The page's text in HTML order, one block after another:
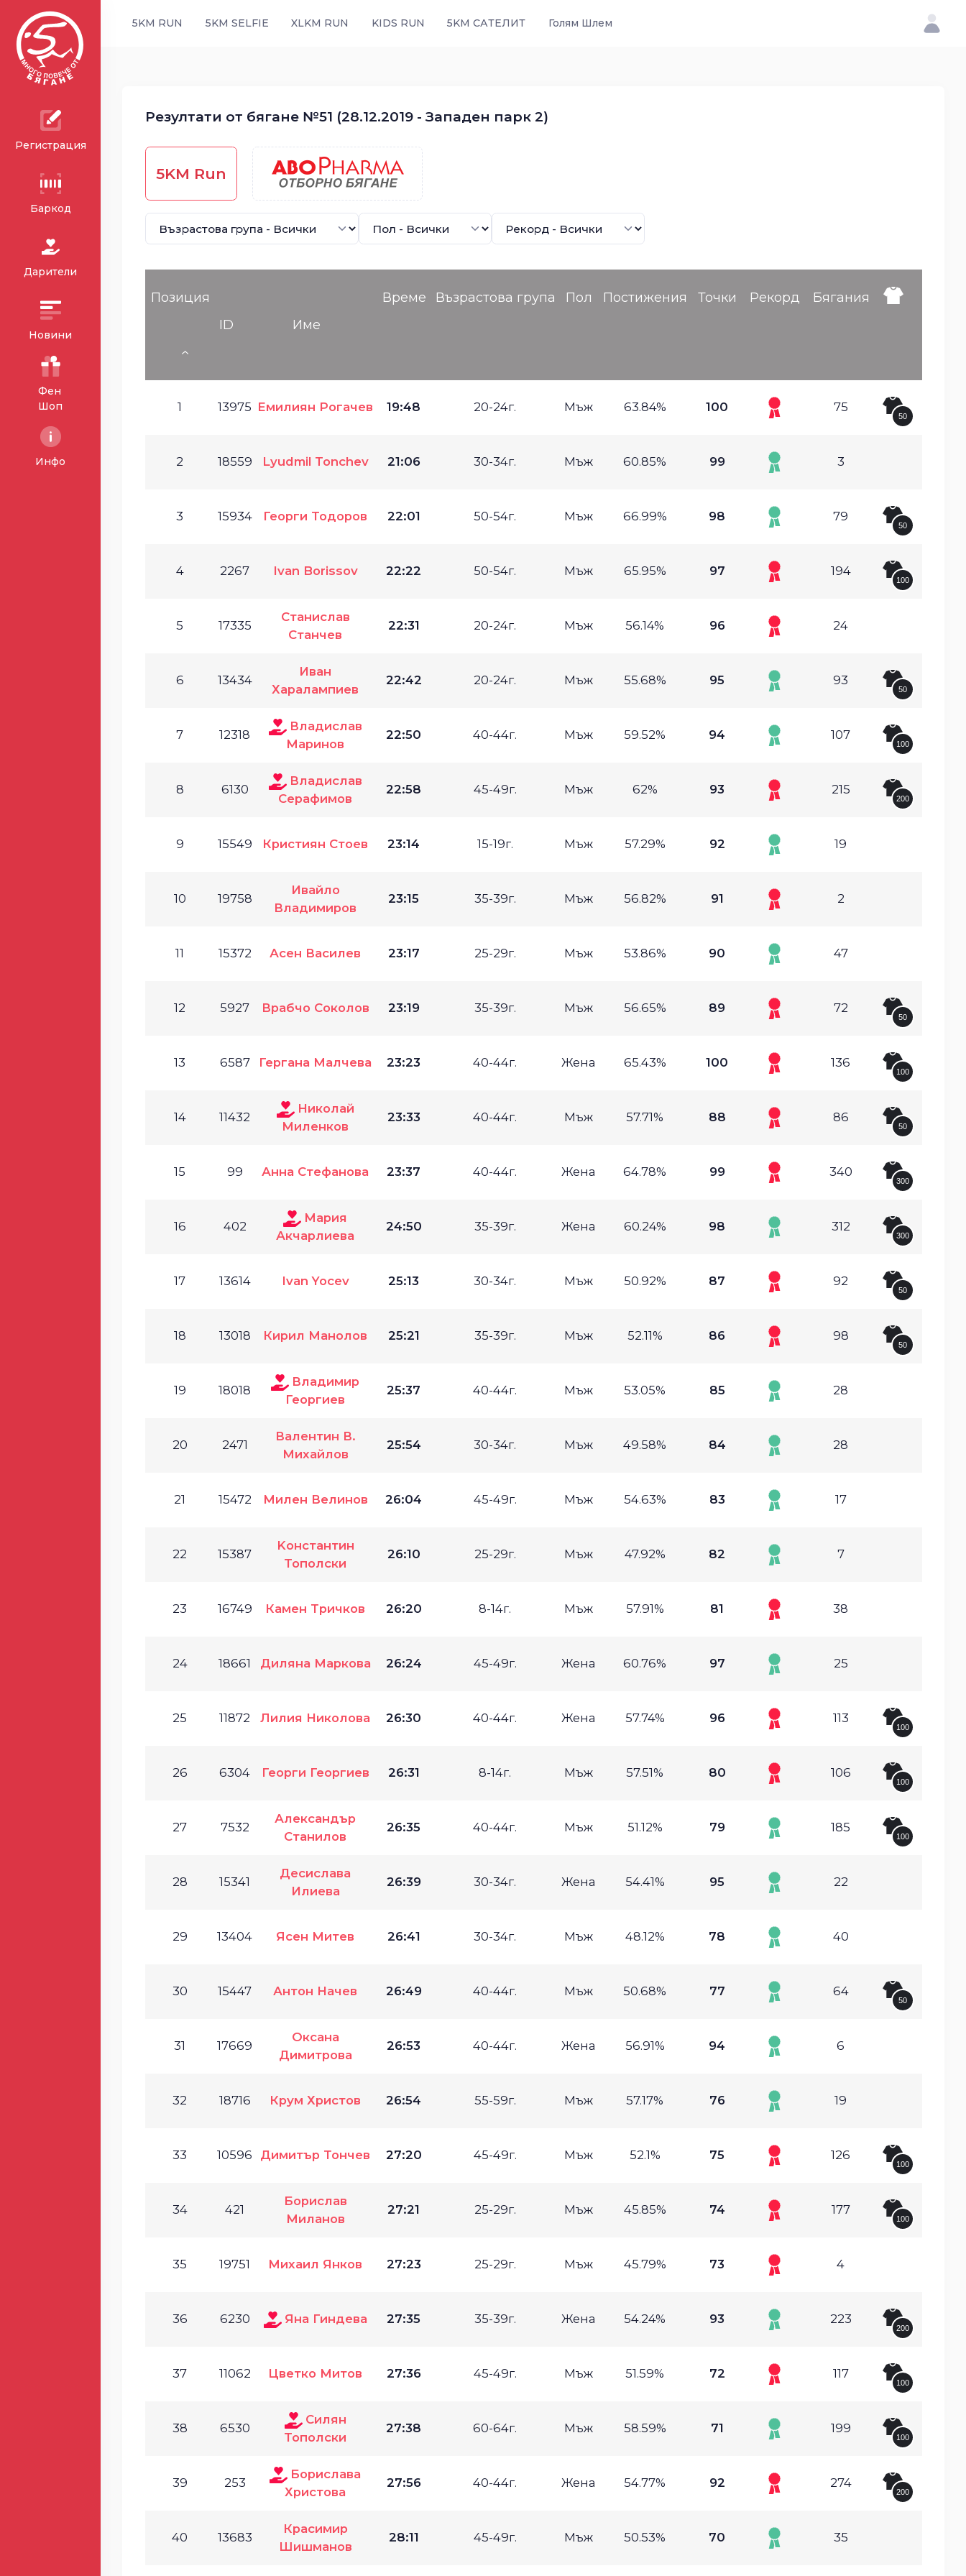
Регистрация
Баркод
Дарители
Новини
Фен
Шоп
Инфо
5KM RUN 5KM SELFIE XLKM RUN KIDS RUN 5KM САТЕЛИТ Голям Шлем
Резултати от бягане №51 (28.12.2019 - Западен парк 2)
5KM Run
Позиция
ID
Име
Време Възрастова група Пол Постижения Точки Рекорд Бягания
1 13975 Емилиян Рогачев 19:48 20-24г. Мъж 63.84% 100 75
50
2 18559 Lyudmil Tonchev 21:06 30-34г. Мъж 60.85% 99 3
3 15934 Георги Тодоров 22:01 50-54г. Мъж 66.99% 98 79
50
4 2267 Ivan Borissov 22:22 50-54г. Мъж 65.95% 97 194
100
5 17335
Станислав
Станчев
22:31 20-24г. Мъж 56.14% 96 24
6 13434
Иван
Харалампиев
22:42 20-24г. Мъж 55.68% 95 93
50
7 12318
Владислав
Маринов
22:50 40-44г. Мъж 59.52% 94 107
100
8 6130
Владислав
Серафимов
22:58 45-49г. Мъж 62% 93 215
200
9 15549 Кристиян Стоев 23:14 15-19г. Мъж 57.29% 92 19
10 19758
Ивайло
Владимиров
23:15 35-39г. Мъж 56.82% 91 2
11 15372 Асен Василев 23:17 25-29г. Мъж 53.86% 90 47
12 5927 Врабчо Соколов 23:19 35-39г. Мъж 56.65% 89 72
50
13 6587 Гергана Малчева 23:23 40-44г. Жена 65.43% 100 136
100
14 11432
Николай
Миленков
23:33 40-44г. Мъж 57.71% 88 86
50
15 99 Анна Стефанова 23:37 40-44г. Жена 64.78% 99 340
300
16 402
Мария
Акчарлиева
24:50 35-39г. Жена 60.24% 98 312
300
17 13614 Ivan Yocev 25:13 30-34г. Мъж 50.92% 87 92
50
18 13018 Кирил Манолов 25:21 35-39г. Мъж 52.11% 86 98
50
19 18018
Владимир
Георгиев
25:37 40-44г. Мъж 53.05% 85 28
20 2471
Валентин В.
Михайлов
25:54 30-34г. Мъж 49.58% 84 28
21 15472 Милен Велинов 26:04 45-49г. Мъж 54.63% 83 17
22 15387
Koнстантин
Тополски
26:10 25-29г. Мъж 47.92% 82 7
23 16749 Камен Тричков 26:20 8-14г. Мъж 57.91% 81 38
24 18661 Диляна Маркова 26:24 45-49г. Жена 60.76% 97 25
25 11872 Лилия Николова 26:30 40-44г. Жена 57.74% 96 113
100
26 6304 Георги Георгиев 26:31 8-14г. Мъж 57.51% 80 106
100
27 7532
Александър
Станилов
26:35 40-44г. Мъж 51.12% 79 185
100
28 15341
Десислава
Илиева
26:39 30-34г. Жена 54.41% 95 22
29 13404 Ясен Митев 26:41 30-34г. Мъж 48.12% 78 40
30 15447 Антон Начев 26:49 40-44г. Мъж 50.68% 77 64
50
31 17669
Оксана
Димитрова
26:53 40-44г. Жена 56.91% 94 6
32 18716 Крум Христов 26:54 55-59г. Мъж 57.17% 76 19
33 10596 Димитър Тончев 27:20 45-49г. Мъж 52.1% 75 126
100
34 421
Борислав
Миланов
27:21 25-29г. Мъж 45.85% 74 177
100
35 19751 Михаил Янков 27:23 25-29г. Мъж 45.79% 73 4
36 6230 Яна Гиндева 27:35 35-39г. Жена 54.24% 93 223
200
37 11062 Цветко Митов 27:36 45-49г. Мъж 51.59% 72 117
100
38 6530
Силян
Тополски
27:38 60-64г. Мъж 58.59% 71 199
100
39 253
Борислава
Христова
27:56 40-44г. Жена 54.77% 92 274
200
40 13683
Красимир
Шишманов
28:11 45-49г. Мъж 50.53% 70 35